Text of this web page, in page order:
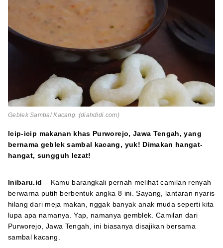
Geblek Sambal Kacang. (diahdidi.com)
Icip-icip makanan khas Purworejo, Jawa Tengah, yang
bernama geblek sambal kacang, yuk! Dimakan hangat-
hangat, sungguh lezat!
Inibaru.id – Kamu barangkali pernah melihat camilan renyah
berwarna putih berbentuk angka 8 ini. Sayang, lantaran nyaris
hilang dari meja makan, nggak banyak anak muda seperti kita
lupa apa namanya. Yap, namanya gemblek. Camilan dari
Purworejo, Jawa Tengah, ini biasanya disajikan bersama
sambal kacang.